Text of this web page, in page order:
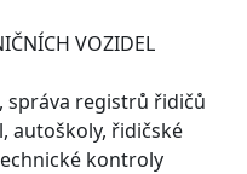
VOZIDEL
správa registrů řidičů
autoškoly, řidičské
kontroly